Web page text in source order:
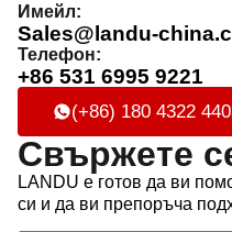
Имейл:
Sales@landu-
Телефон:
+86 531 6995 9221
(+86) 180 4322
Свържете
LANDU е готов да ви
си и да ви препоръча